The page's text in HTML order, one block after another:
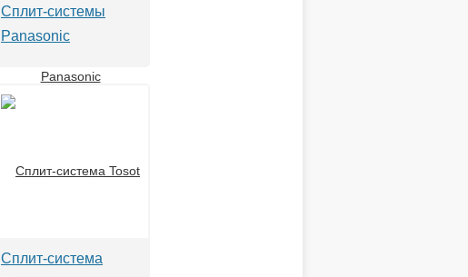
Сплит-системы
Panasonic
Сплит-система